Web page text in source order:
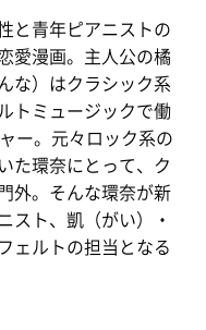
と青年ピアニストの
愛漫画。主人公の橘
な）はクラシック系
トミュージックで働
ー。元々ロック系の
た環奈にとって、ク
外。そんな環奈が新
スト、凱（がい）・
ェルトの担当となる